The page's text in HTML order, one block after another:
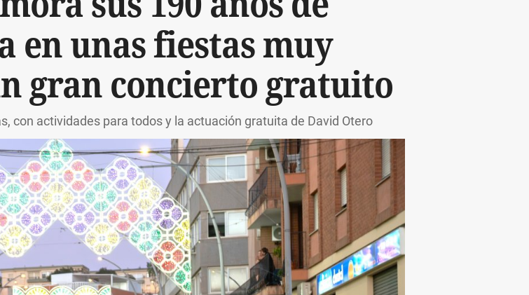
en unas fiestas muy
gran concierto gratuito
con actividades para todos y la actuación gratuita de David Otero